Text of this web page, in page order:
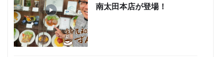
南太田本店が登場！